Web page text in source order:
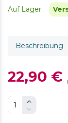
Auf Lager
Beschreibung
22,90 €